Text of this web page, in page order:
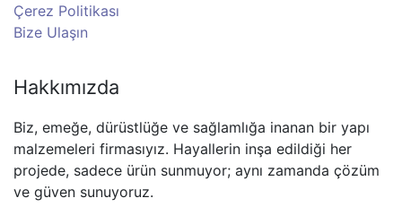
Çerez Politikası
Bize Ulaşın
Hakkımızda
Biz, emeğe, dürüstlüğe ve sağlamlığa inanan bir yapı
malzemeleri firmasıyız. Hayallerin inşa edildiği her
projede, sadece ürün sunmuyor; aynı zamanda çözüm
ve güven sunuyoruz.